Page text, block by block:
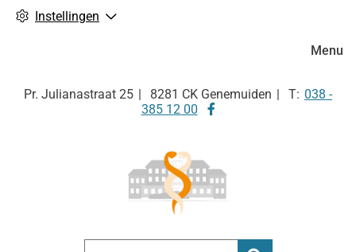
Instellingen
Pr. Julianastraat 25 8281 CK Genemuiden Tel:
038 -
385 12 00
Bezoek
Menu